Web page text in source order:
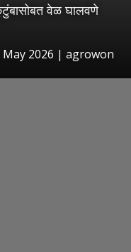
वेळ घालवणे
May 2026 | agrowon